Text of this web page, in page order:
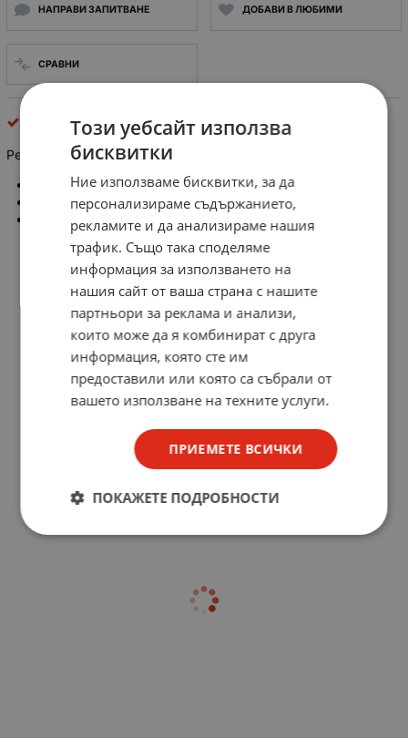
НАПРАВИ ЗАПИТВАНЕ ДОБАВИ В ЛЮБИМИ
СРАВНИ
Принадлежности за тонколони и озвучителни тела
Решетка за говорител кръгла 6.5"
EAN: 5901436717911
Цената е за 1бр
Комплектът включва 4 монтажни скоби.
Този уебсайт използва
бисквитки
Ние използваме бисквитки, за да
персонализираме съдържанието,
рекламите и да анализираме нашия
трафик. Също така споделяме
информация за използването на
нашия сайт от ваша страна с нашите
партньори за реклама и анализи,
които може да я комбинират с друга
информация, която сте им
предоставили или която са събрали от
вашето използване на техните услуги.
ПРИЕМЕТЕ ВСИЧКИ
ПОКАЖЕТЕ ПОДРОБНОСТИ